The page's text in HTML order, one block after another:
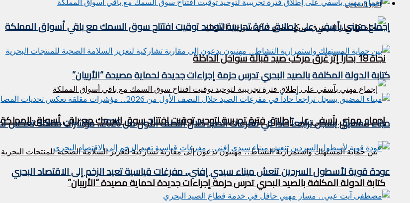
أخبار الساحل
نجاة 18 بحاراً إثر غرق مركب صيد قبالة سواحل الداخلة
إجماع مهني بآسفي على إطلاق فترة تجريبية لتوحيد توقيت افتتاح سوق السمك مع باقي أسواق المملكة
كتابة الدولة المكلفة بالصيد البحري تدرس حزمة إجراءات جديدة لحماية مصيدة “الأربيان”
إجماع مهني بآسفي على إطلاق فترة تجريبية لتوحيد توقيت افتتاح سوق السمك مع باقي أسواق المملكة
كتابة الدولة المكلفة بالصيد البحري تدرس حزمة إجراءات جديدة لحماية مصيدة “الأربيان”
ميناء المضيق يسجل تراجعاً حاداً في مفرغات الصيد خلال النصف الأول من 2026.. مؤشرات مقلقة تعكس تحديات المصايد المتوسطية
عودة قوية لأسطول السردين تنعش ميناء سيدي إفني.. مفرغات قياسية تعيد الزخم إلى الاقتصاد البحري